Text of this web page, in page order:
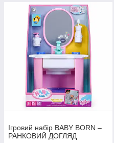
Ігровий набір BABY BORN –
РАНКОВИЙ ДОГЛЯД